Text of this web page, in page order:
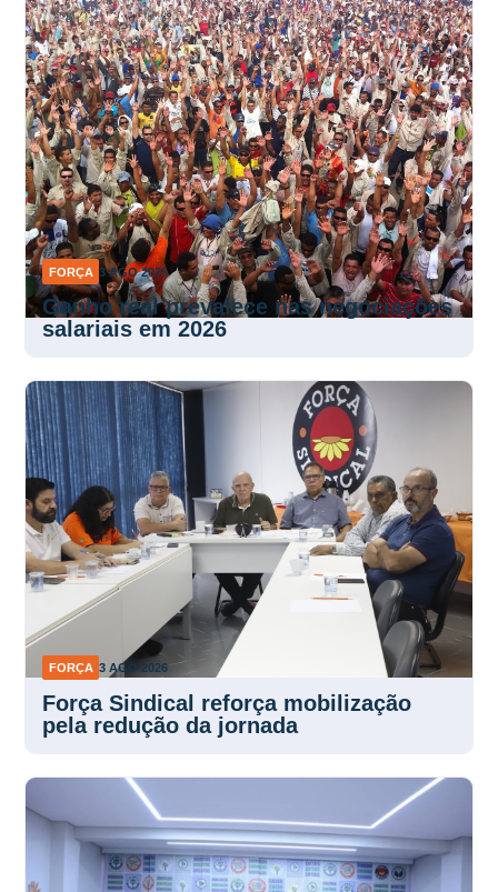
FORÇA 3 AGO 2026
Ganho real prevalece nas negociações
salariais em 2026
FORÇA 3 AGO 2026
Força Sindical reforça mobilização
pela redução da jornada